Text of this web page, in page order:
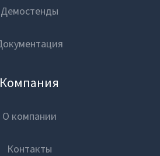
Демостенды
Компания
О компании
Контакты